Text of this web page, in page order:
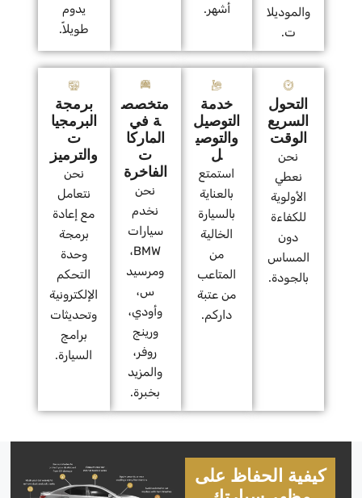
والموديلا
ت.
أشهر.
يدوم
طويلاً.
التحول
السريع
الوقت
نحن
نعطي
الأولوية
للكفاءة
دون
المساس
بالجودة.
خدمة
التوصيل
والتوصي
ل
استمتع
بالعناية
بالسيارة
الخالية
من
المتاعب
من عتبة
داركم.
متخصص
ة في
الماركا
ت
الفاخرة
نحن
نخدم
سيارات
BMW،
ومرسيد
س،
وأودي،
ورينج
روفر،
والمزيد
بخبرة.
برمجة
البرمجيا
ت
والترميز
نحن
نتعامل
مع إعادة
برمجة
وحدة
التحكم
الإلكترونية
وتحديثات
برامج
السيارة.
كيفية الحفاظ على